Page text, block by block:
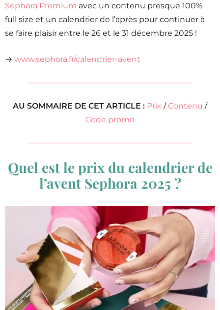
Sephora Premium avec un contenu presque 100%
full size et un calendrier de l’après pour continuer à
se faire plaisir entre le 26 et le 31 décembre 2025 !
→ www.sephora.fr/calendrier-avent
AU SOMMAIRE DE CET ARTICLE : Prix / Contenu /
Code promo
Quel est le prix du calendrier de
l’avent Sephora 2025 ?